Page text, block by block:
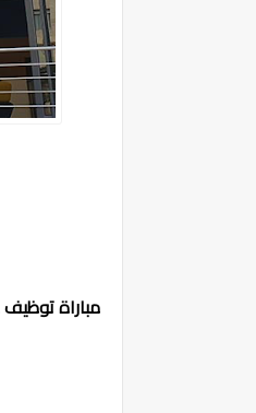
مباراة توظيف 2 مناصب بالهيئة المغربية لسوق الرساميل 2023